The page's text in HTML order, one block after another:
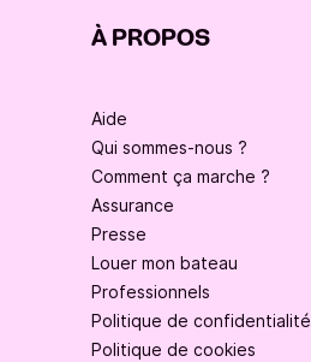
À PROPOS
Aide
Qui sommes-nous ?
Comment ça marche ?
Assurance
Presse
Louer mon bateau
Professionnels
Politique de confidentialité
Politique de cookies